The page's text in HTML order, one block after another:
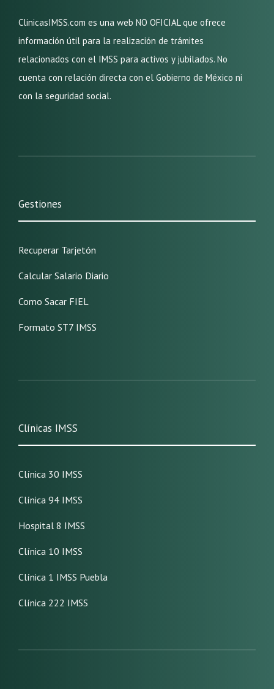
ClinicasIMSS.com es una web NO OFICIAL que ofrece
información útil para la realización de trámites
relacionados con el IMSS para activos y jubilados. No
cuenta con relación directa con el Gobierno de México ni
con la seguridad social.
Gestiones
Recuperar Tarjetón
Calcular Salario Diario
Como Sacar FIEL
Formato ST7 IMSS
Clínicas IMSS
Clínica 30 IMSS
Clínica 94 IMSS
Hospital 8 IMSS
Clínica 10 IMSS
Clínica 1 IMSS Puebla
Clínica 222 IMSS